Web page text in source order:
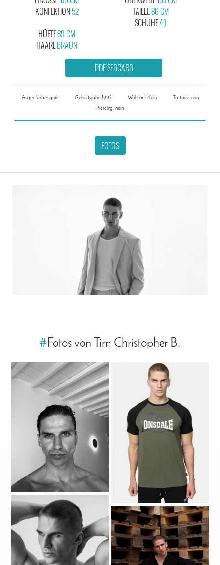
KONFEKTION52
TAILLE86 CM
SCHUHE43
HÜFTE89 CM
HAAREBRAUN
PDF SEDCARD
Augenfarbe: grün Geburtsjahr: 1995 Wohnort: Köln
Tattoos: nein
Piercing: nein
FOTOS
#Fotos von Tim Christopher B.